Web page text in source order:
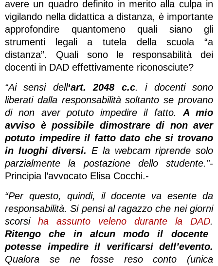
avere un quadro definito in merito alla culpa in
vigilando nella didattica a distanza, è importante
approfondire quantomeno quali siano gli
strumenti legali a tutela della scuola “a
distanza”. Quali sono le responsabilità dei
docenti in DAD effettivamente riconosciute?
“Ai sensi dell‘art. 2048 c.c. i docenti sono
liberati dalla responsabilità soltanto se provano
di non aver potuto impedire il fatto. A mio
avviso è possibile dimostrare di non aver
potuto impedire il fatto dato che si trovano
in luoghi diversi. E la webcam riprende solo
parzialmente la postazione dello studente.”-
Principia l’avvocato Elisa Cocchi.-
“Per questo, quindi, il docente va esente da
responsabilità. Si pensi al ragazzo che nei giorni
scorsi ha assunto veleno durante la DAD.
Ritengo che in alcun modo il docente
potesse impedire il verificarsi dell’evento.
Qualora se ne fosse reso conto (unica